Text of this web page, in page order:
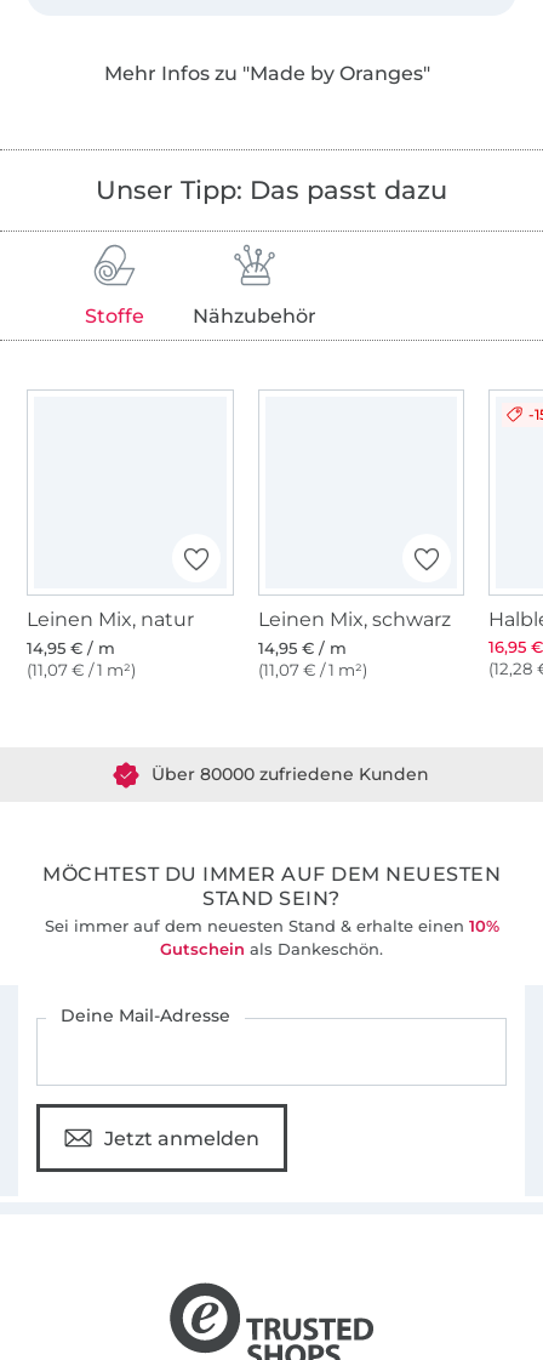
Englisch, Niederländisch und Französisch an!
Mehr Infos zu "Made by Oranges"
Unser Tipp: Das passt dazu
Stoffe Nähzubehör
Leinen Mix, natur
14,95 € / m
(11,07 € / 1 m²)
Leinen Mix, schwarz
14,95 € / m
(11,07 € / 1 m²)
-
16,95
(12,28
MÖCHTEST DU IMMER AUF DEM NEUESTEN
STAND SEIN?
Sei immer auf dem neuesten Stand & erhalte einen 10%
Gutschein als Dankeschön.
Deine Mail-Adresse
Jetzt anmelden